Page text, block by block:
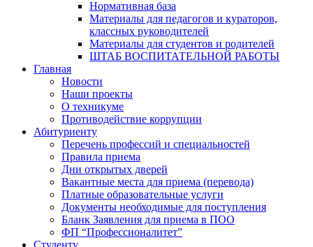
Нормативная база
Материалы для педагогов и кураторов,
классных руководителей
Материалы для студентов и родителей
ШТАБ ВОСПИТАТЕЛЬНОЙ РАБОТЫ
Главная
Новости
Наши проекты
О техникуме
Противодействие коррупции
Абитуриенту
Перечень профессий и специальностей
Правила приема
Дни открытых дверей
Вакантные места для приема (перевода)
Платные образовательные услуги
Документы необходимые для поступления
Бланк Заявления для приема в ПОО
ФП “Профессионалитет”
Студенту